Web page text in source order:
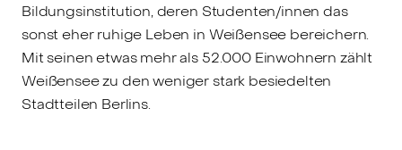
Bildungsinstitution, deren Studenten/innen das
sonst eher ruhige Leben in Weißensee bereichern.
Mit seinen etwas mehr als 52.000 Einwohnern zählt
Weißensee zu den weniger stark besiedelten
Stadtteilen Berlins.